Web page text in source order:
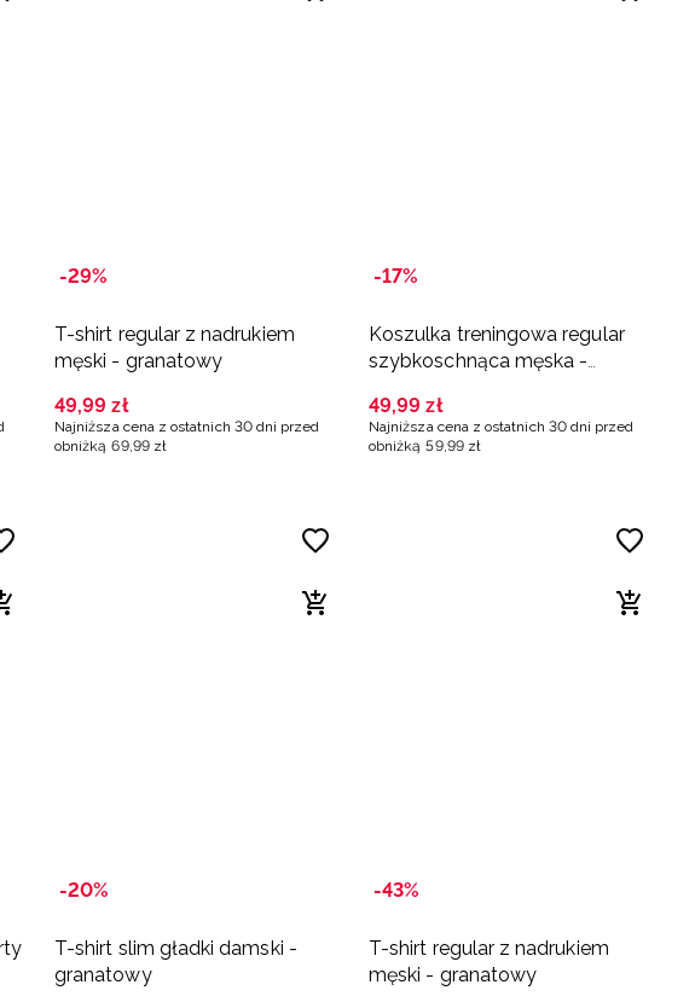
-29%
T-shirt regular z nadrukiem
męski - granatowy
49,99 zł
Najniższa cena z ostatnich 30 dni przed
obniżką 69,99 zł
-17%
Koszulka treningowa regular
szybkoschnąca męska -
49,99 zł
Najniższa cena z ostatnich 30 dni przed
obniżką 59,99 zł
-20%
T-shirt slim gładki damski -
granatowy
-43%
T-shirt regular z nadrukiem
męski - granatowy